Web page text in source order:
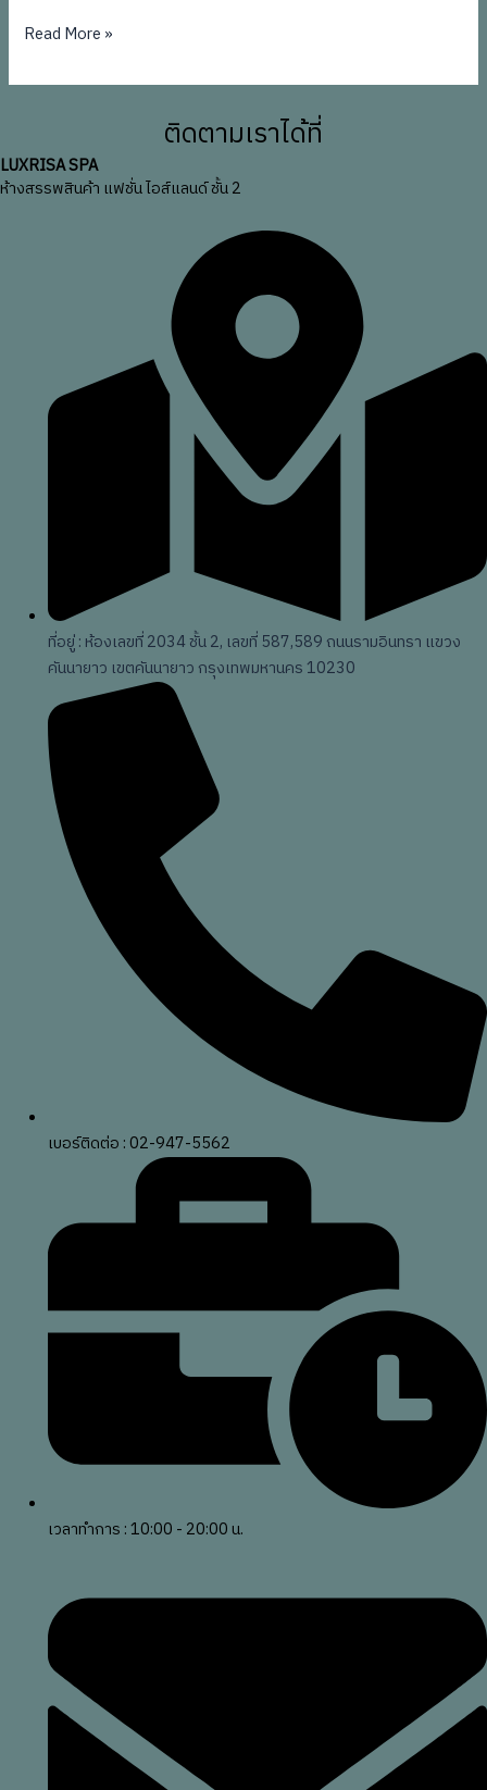
Read More »
ติดตามเราได้ที่
LUXRISA SPA
ห้างสรรพสินค้า แฟชั่น ไอส์แลนด์ ชั้น 2
ที่อยู่ : ห้องเลขที่ 2034 ชั้น 2, เลขที่ 587,589 ถนนรามอินทรา แขวง
คันนายาว เขตคันนายาว กรุงเทพมหานคร 10230
เบอร์ติดต่อ : 02-947-5562
เวลาทำการ : 10:00 - 20:00 น.